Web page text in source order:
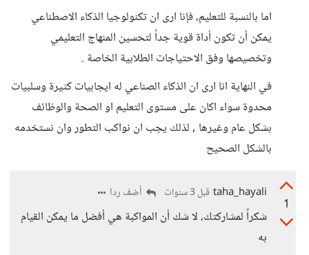
اما بالنسبة للتعليم، فإنا ارى ان تكنولوجيا الذكاء الاصطناعي
يمكن أن تكون أداة قوية جداً لتحسين المنهاج التعليمي
وتخصيصها وفق الاحتياجات الطلابية الخاصة .
في النهاية انا ارى ان الذكاء الصناعي له ايجابيات كثيرة وسلبيات
محدوة سواء اكان على مستوى التعليم او الصحة والوظائف
بشكل عام وغيرها , لذلك يجب ان نواكب التطور وان نستخدمه
بالشكل الصحيح
1
taha_hayali قبل 3 سنوات أضف ردا
شكراً لمشاركتك، لا شك أن المواكبة هي أفضل ما يمكن القيام
به